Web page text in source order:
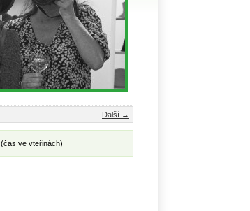
Další →
(čas ve vteřinách)